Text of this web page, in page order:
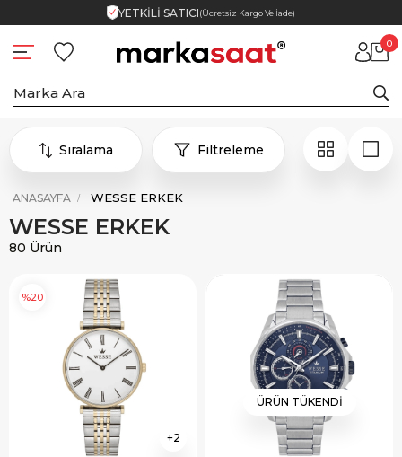
YETKİLİ SATICI(Ücretsiz Kargo Ve İade)
0
Filtreleme
Sıralama
ANASAYFA WESSE ERKEK
WESSE ERKEK
80 Ürün
2
%20
ÜRÜN TÜKENDI